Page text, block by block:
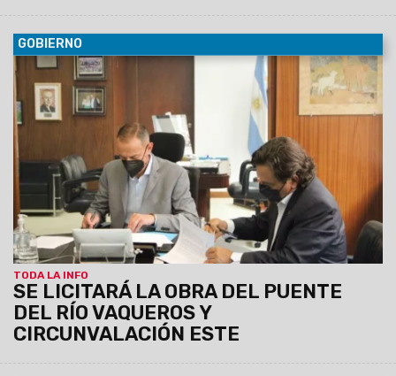
GOBIERNO
TODA LA INFO
SE LICITARÁ LA OBRA DEL PUENTE
DEL RÍO VAQUEROS Y
CIRCUNVALACIÓN ESTE
05/11/2021 Sáenz firmó el convenio por el cual Vialidad
Nacional faculta a Salta a llamar a licitación para esta
importante obra vial que beneficiará directamente al área
metropolitana. También rubricó una adenda que posibilita la
adjudicación del tramo Molinos-Seclantás de la RN40.